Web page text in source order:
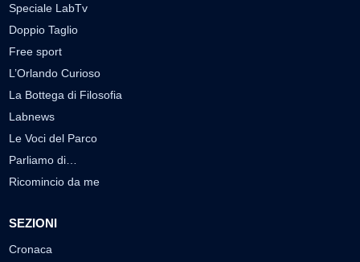
Speciale LabTv
Doppio Taglio
Free sport
L’Orlando Curioso
La Bottega di Filosofia
Labnews
Le Voci del Parco
Parliamo di…
Ricomincio da me
SEZIONI
Cronaca